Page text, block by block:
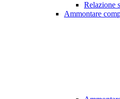
Relazione
Ammontare